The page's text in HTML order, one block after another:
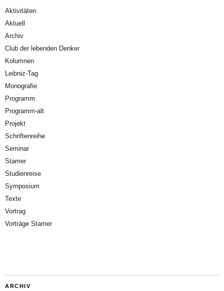
Aktivitäten
Aktuell
Archiv
Club der lebenden Denker
Kolumnen
Leibniz-Tag
Monografie
Programm
Programm-alt
Projekt
Schriftenreihe
Seminar
Stamer
Studienreise
Symposium
Texte
Vortrag
Vorträge Stamer
ARCHIV